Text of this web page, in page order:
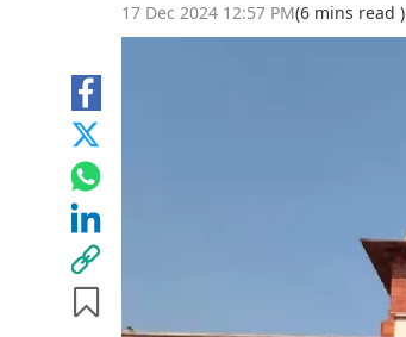
17 Dec 2024 12:57 PM(6 mins read )